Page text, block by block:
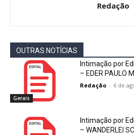
Redação
OUTRAS NOTÍCIAS
Gerais
Intimação por
– EDER PAULO
Redação - 6 de
Intimação por
– WANDERLEI